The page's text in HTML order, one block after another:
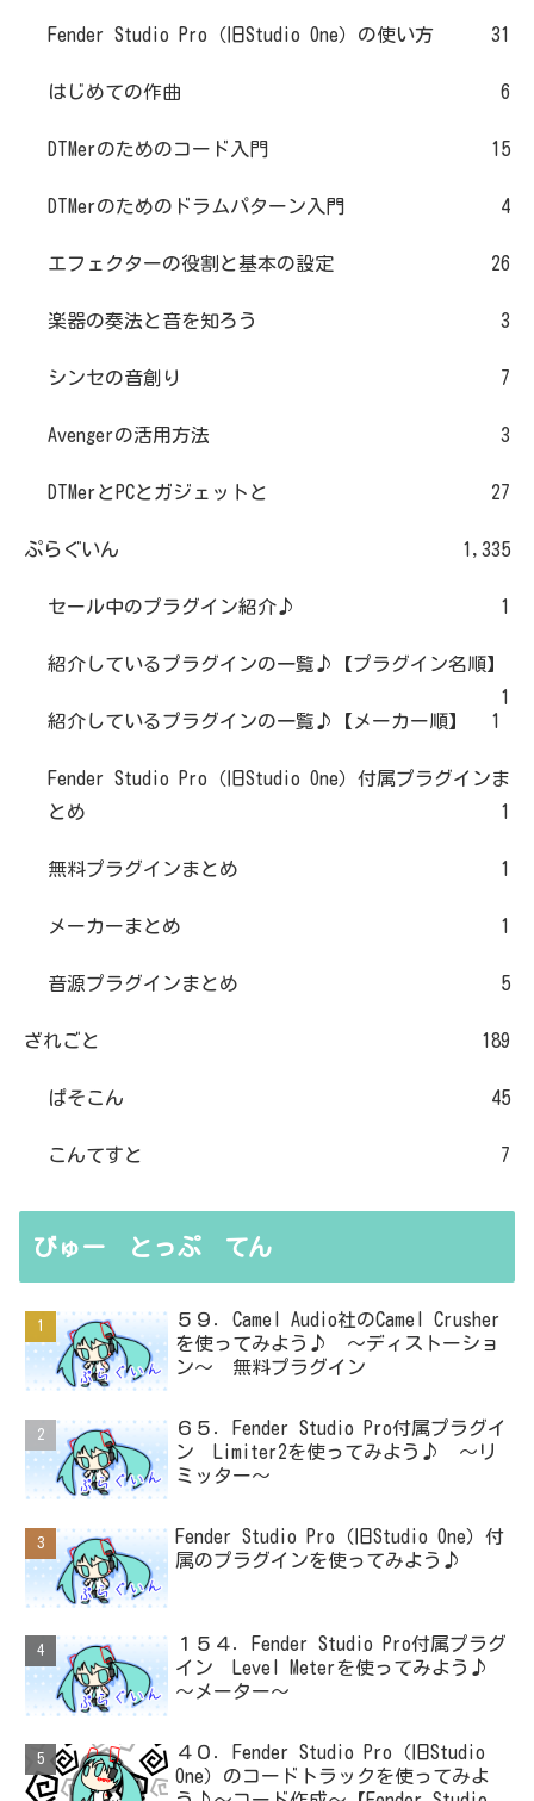
Fender Studio Pro（旧Studio One）の使い方 31
はじめての作曲 6
DTMerのためのコード入門 15
DTMerのためのドラムパターン入門 4
エフェクターの役割と基本の設定 26
楽器の奏法と音を知ろう 3
シンセの音創り 7
Avengerの活用方法 3
DTMerとPCとガジェットと 27
ぷらぐいん 1,335
セール中のプラグイン紹介♪ 1
紹介しているプラグインの一覧♪【プラグイン名順】
1
紹介しているプラグインの一覧♪【メーカー順】
1
Fender Studio Pro（旧Studio One）付属プラグインま
とめ
1
無料プラグインまとめ 1
メーカーまとめ 1
音源プラグインまとめ 5
ざれごと 189
ぱそこん 45
こんてすと 7
びゅー とっぷ てん
５９．Camel Audio社のCamel Crusher
を使ってみよう♪ ～ディストーショ
ン～ 無料プラグイン
６５．Fender Studio Pro付属プラグイ
ン Limiter2を使ってみよう♪ ～リ
ミッター～
Fender Studio Pro（旧Studio One）付
属のプラグインを使ってみよう♪
１５４．Fender Studio Pro付属プラグ
イン Level Meterを使ってみよう♪
～メーター～
４０．Fender Studio Pro（旧Studio
One）のコードトラックを使ってみよ